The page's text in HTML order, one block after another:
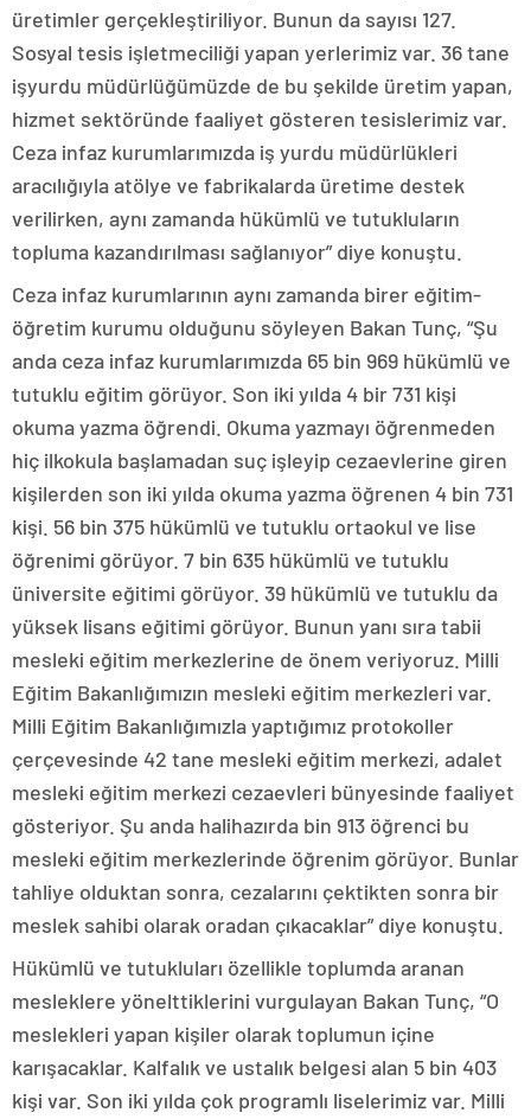
üretimler gerçekleştiriliyor. Bunun da sayısı 127.
Sosyal tesis işletmeciliği yapan yerlerimiz var. 36 tane
işyurdu müdürlüğümüzde de bu şekilde üretim yapan,
hizmet sektöründe faaliyet gösteren tesislerimiz var.
Ceza infaz kurumlarımızda iş yurdu müdürlükleri
aracılığıyla atölye ve fabrikalarda üretime destek
verilirken, aynı zamanda hükümlü ve tutukluların
topluma kazandırılması sağlanıyor” diye konuştu.
Ceza infaz kurumlarının aynı zamanda birer eğitim-
öğretim kurumu olduğunu söyleyen Bakan Tunç, “Şu
anda ceza infaz kurumlarımızda 65 bin 969 hükümlü ve
tutuklu eğitim görüyor. Son iki yılda 4 bir 731 kişi
okuma yazma öğrendi. Okuma yazmayı öğrenmeden
hiç ilkokula başlamadan suç işleyip cezaevlerine giren
kişilerden son iki yılda okuma yazma öğrenen 4 bin 731
kişi. 56 bin 375 hükümlü ve tutuklu ortaokul ve lise
öğrenimi görüyor. 7 bin 635 hükümlü ve tutuklu
üniversite eğitimi görüyor. 39 hükümlü ve tutuklu da
yüksek lisans eğitimi görüyor. Bunun yanı sıra tabii
mesleki eğitim merkezlerine de önem veriyoruz. Milli
Eğitim Bakanlığımızın mesleki eğitim merkezleri var.
Milli Eğitim Bakanlığımızla yaptığımız protokoller
çerçevesinde 42 tane mesleki eğitim merkezi, adalet
mesleki eğitim merkezi cezaevleri bünyesinde faaliyet
gösteriyor. Şu anda halihazırda bin 913 öğrenci bu
mesleki eğitim merkezlerinde öğrenim görüyor. Bunlar
tahliye olduktan sonra, cezalarını çektikten sonra bir
meslek sahibi olarak oradan çıkacaklar” diye konuştu.
Hükümlü ve tutukluları özellikle toplumda aranan
mesleklere yönelttiklerini vurgulayan Bakan Tunç, “O
meslekleri yapan kişiler olarak toplumun içine
karışacaklar. Kalfalık ve ustalık belgesi alan 5 bin 403
kişi var. Son iki yılda çok programlı liselerimiz var. Milli